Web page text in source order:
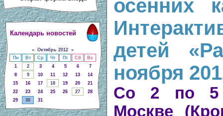
Календарь новостей
« Октябрь 2012 »
Пн
Вт Ср Чт Пт Сб
Вс
1
2 3 4 5 6
7
8
9 10 11 12 13
14
15
16 17 18 19 20
21
22
23 24 25 26 27
28
29
30 31
осенних
детей
ноября
Со 2 по 5
Москве (